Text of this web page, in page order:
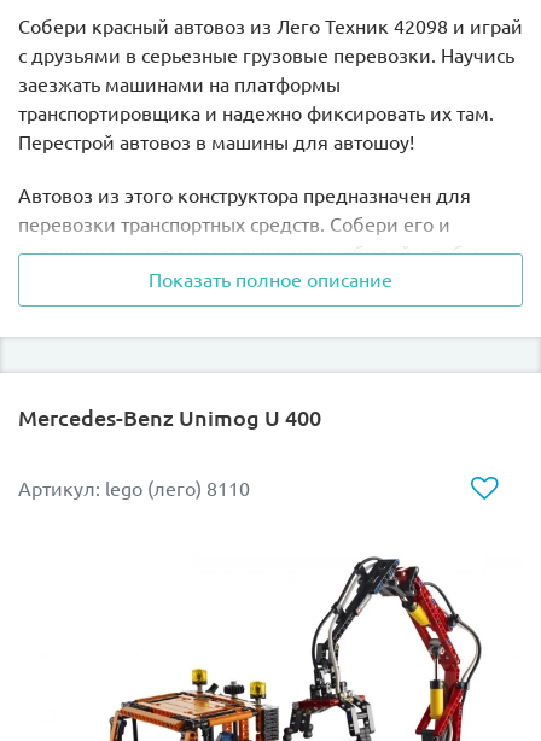
входящие в комплект:
6 шттипа АА(пальчиковые) для батарейного отсека
Собери красный автовоз из Лего Техник 42098 и играй
с друзьями в серьезные грузовые перевозки. Научись
заезжать машинами на платформы
транспортировщика и надежно фиксировать их там.
Перестрой автовоз в машины для автошоу!
Автовоз из этого конструктора предназначен для
перевозки транспортных средств. Собери его и
погрузи один или несколько автомобилей, чтобы
отвезти их в пункт назначения. Кроме машин ты
можешь перевозить на транспортере мотоциклы,
трактора, самолеты или другую технику, если она
помещается на платформу.
Закажи в нашем интернет-магазине этот
Technic 42098 и опробуй его в деле! Под кабиной
перевозчика открепляется прицеп и двигаются
верхняя и нижняя платформа, заднюю рампу можно
опускать для удобного заезда машин.
Купи Лего 42098 и играй с друзьями в перевозки
машин автопоездом на дальние расстояния. Освой все
тонкости правильного заезда автомобиля на
Показать полное описание
Mercedes-Benz Unimog U 400
Артикул: lego (лего) 8110